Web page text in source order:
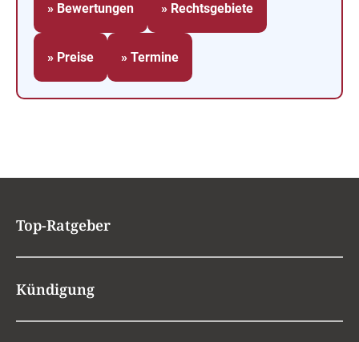
» Bewertungen » Rechtsgebiete
» Preise » Termine
Top-Ratgeber
Kündigung